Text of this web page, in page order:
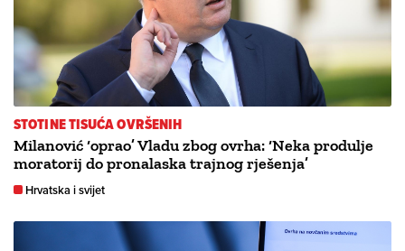
STOTINE TISUĆA OVRŠENIH
Milanović ‘oprao’ Vladu zbog ovrha: ‘Neka produlje
moratorij do pronalaska trajnog rješenja’
Hrvatska i svijet